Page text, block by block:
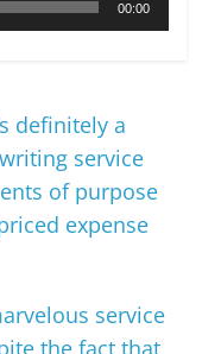
00:00
definitely a
service
of purpose
expense
service
the fact that